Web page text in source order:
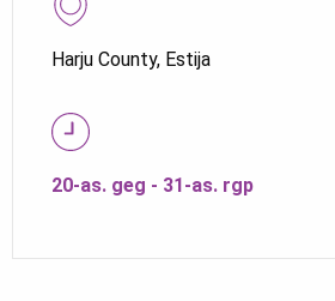
Harju County, Estija
20-as. geg - 31-as. rgp